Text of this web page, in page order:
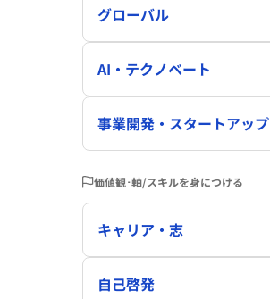
グローバル
AI・テクノベート
事業開発・スタートアップ
価値観･軸/スキルを身につける
キャリア・志
自己啓発